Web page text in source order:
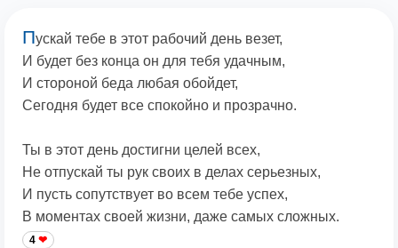
Пускай тебе в этот рабочий день везет,
И будет без конца он для тебя удачным,
И стороной беда любая обойдет,
Сегодня будет все спокойно и прозрачно.
Ты в этот день достигни целей всех,
Не отпускай ты рук своих в делах серьезных,
И пусть сопутствует во всем тебе успех,
В моментах своей жизни, даже самых сложных.
4